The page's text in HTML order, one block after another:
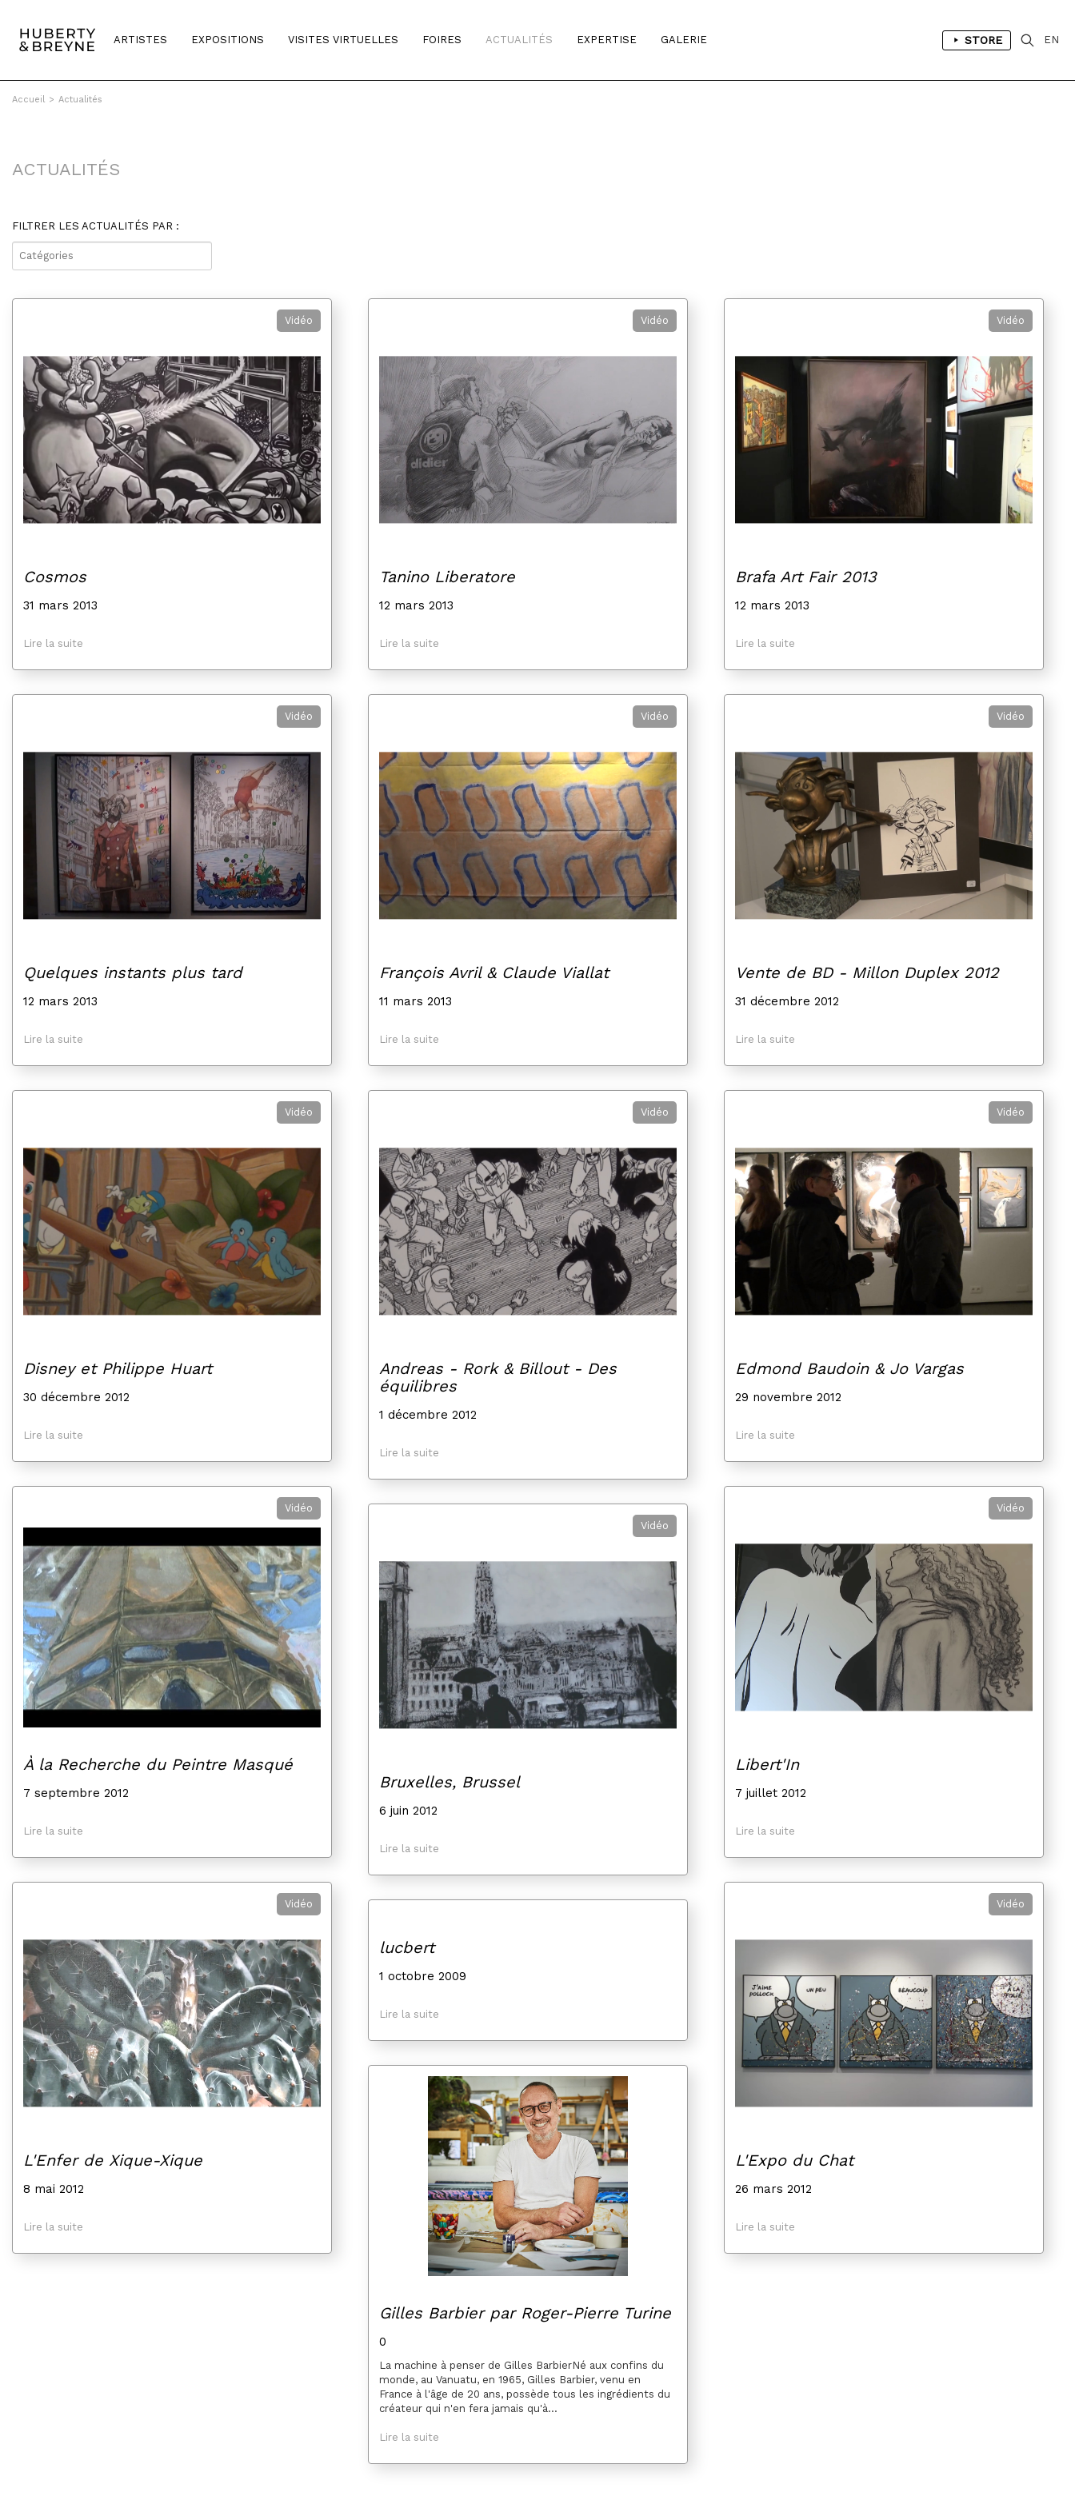
ARTISTES EXPOSITIONS VISITES VIRTUELLES FOIRES ACTUALITÉS EXPERTISE GALERIE STORE EN
Accueil > Actualités
ACTUALITÉS
FILTRER LES ACTUALITÉS PAR :
Vidéo
Cosmos
31 mars 2013
Lire la suite
Vidéo
Tanino Liberatore
12 mars 2013
Lire la suite
Vidéo
Brafa Art Fair 2013
12 mars 2013
Lire la suite
Vidéo
Quelques instants plus tard
12 mars 2013
Lire la suite
Vidéo
François Avril & Claude Viallat
11 mars 2013
Lire la suite
Vidéo
Vente de BD - Millon Duplex 2012
31 décembre 2012
Lire la suite
Vidéo
Disney et Philippe Huart
30 décembre 2012
Lire la suite
Vidéo
Andreas - Rork & Billout - Des
équilibres
1 décembre 2012
Lire la suite
Vidéo
Edmond Baudoin & Jo Vargas
29 novembre 2012
Lire la suite
Vidéo
À la Recherche du Peintre Masqué
7 septembre 2012
Lire la suite
Vidéo
Libert'In
7 juillet 2012
Lire la suite
Vidéo
Bruxelles, Brussel
6 juin 2012
Lire la suite
Vidéo
L'Enfer de Xique-Xique
8 mai 2012
Lire la suite
Vidéo
L'Expo du Chat
26 mars 2012
Lire la suite
lucbert
1 octobre 2009
Lire la suite
Gilles Barbier par Roger-Pierre Turine
0
La machine à penser de Gilles BarbierNé aux confins du
monde, au Vanuatu, en 1965, Gilles Barbier, venu en
France à l'âge de 20 ans, possède tous les ingrédients du
créateur qui n'en fera jamais qu'à...
Lire la suite